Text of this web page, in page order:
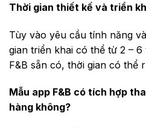
Thời gian thiết kế và triển
Tùy vào yêu cầu tính năng
gian triển khai có thể từ 2 –
F&B sẵn có, thời gian có thể
Mẫu app F&B có tích hợp
hàng không?